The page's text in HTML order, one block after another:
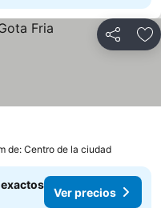
Compartir
de: Centro de la ciudad
Ver precios